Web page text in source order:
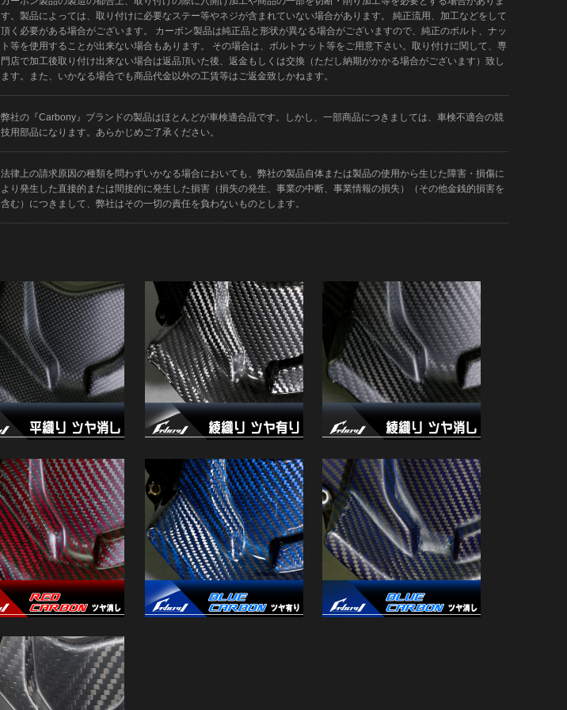
す。製品によっては、取り付けに必要なステー等やネジが含まれていない場合があります。 純正流用、加工などをして
頂く必要がある場合がございます。 カーボン製品は純正品と形状が異なる場合がございますので、純正のボルト、ナッ
ト等を使用することが出来ない場合もあります。 その場合は、ボルトナット等をご用意下さい。取り付けに関して、専
門店で加工後取り付け出来ない場合は返品頂いた後、返金もしくは交換（ただし納期がかかる場合がございます）致し
ます。また、いかなる場合でも商品代金以外の工賃等はご返金致しかねます。
弊社の『Carbony』ブランドの製品はほとんどが車検適合品です。しかし、一部商品につきましては、車検不適合の競
技用部品になります。あらかじめご了承ください。
法律上の請求原因の種類を問わずいかなる場合においても、弊社の製品自体または製品の使用から生じた障害・損傷に
より発生した直接的または間接的に発生した損害（損失の発生、事業の中断、事業情報の損失）（その他金銭的損害を
含む）につきまして、弊社はその一切の責任を負わないものとします。